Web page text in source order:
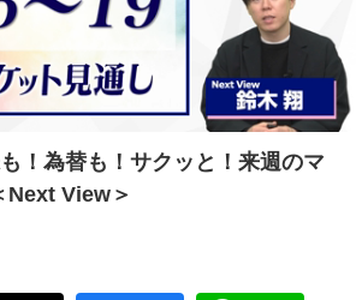
！為替も！サクッと！来週のマ
Next View＞